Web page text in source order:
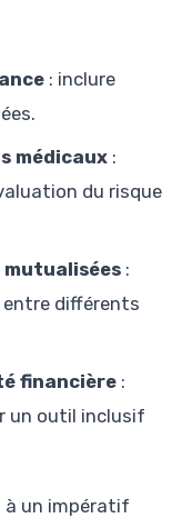
: inclure
médicaux :
du risque
mutualisées :
entre différents
financière :
un outil inclusif
à un impératif